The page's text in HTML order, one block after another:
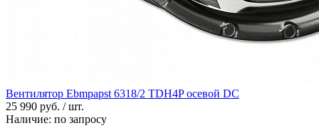
Вентилятор Ebmpapst 6318/2 TDH4P осевой DC
25 990 руб. / шт.
Наличие: по запросу